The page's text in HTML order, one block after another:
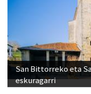
San Bittorreko eta
eskuragarri